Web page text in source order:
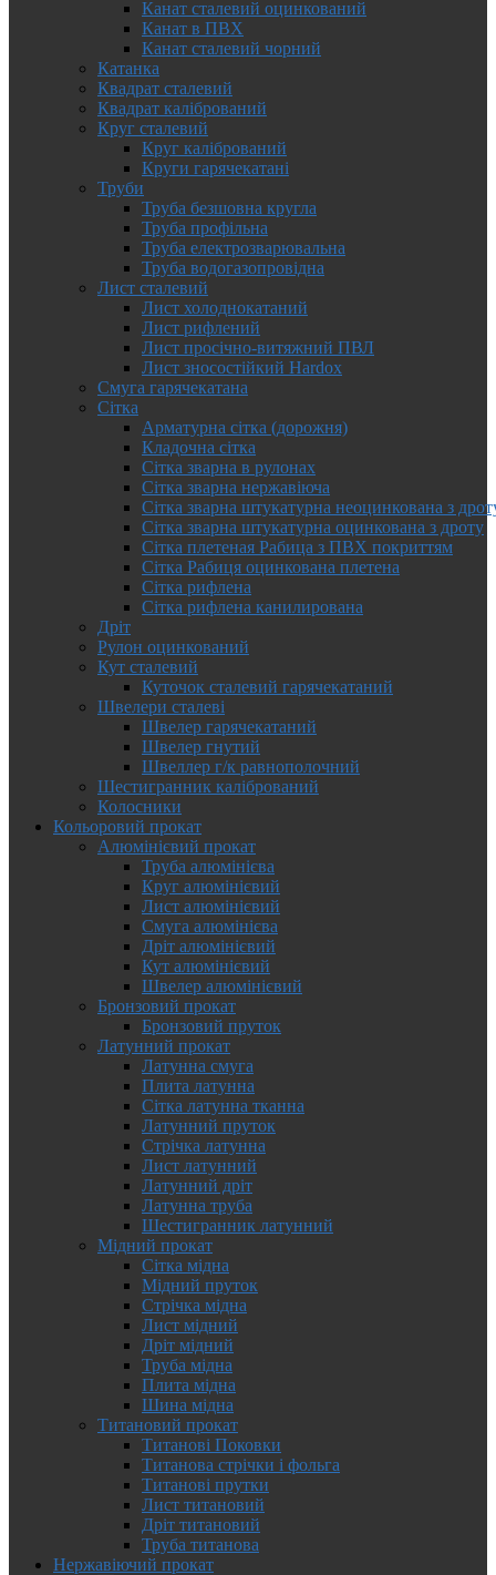
Канат сталевий оцинкований
Канат в ПВХ
Канат сталевий чорний
Катанка
Квадрат сталевий
Квадрат калібрований
Круг сталевий
Круг калібрований
Круги гарячекатані
Труби
Труба безшовна кругла
Труба профільна
Труба електрозварювальна
Труба водогазопровідна
Лист сталевий
Лист холоднокатаний
Лист рифлений
Лист просічно-витяжний ПВЛ
Лист зносостійкий Hardox
Смуга гарячекатана
Сітка
Арматурна сітка (дорожня)
Кладочна сітка
Сітка зварна в рулонах
Сітка зварна нержавіюча
Сітка зварна штукатурна неоцинкована з
Сітка зварна штукатурна оцинкована з дроту
Сітка плетеная Рабица з ПВХ покриттям
Сітка Рабиця оцинкована плетена
Сітка рифлена
Сітка рифлена канилирована
Дріт
Рулон оцинкований
Кут сталевий
Куточок сталевий гарячекатаний
Швелери сталеві
Швелер гарячекатаний
Швелер гнутий
Швеллер г/к равнополочний
Шестигранник калібрований
Колосники
Кольоровий прокат
Алюмінієвий прокат
Труба алюмінієва
Круг алюмінієвий
Лист алюмінієвий
Смуга алюмінієва
Дріт алюмінієвий
Кут алюмінієвий
Швелер алюмінієвий
Бронзовий прокат
Бронзовий пруток
Латунний прокат
Латунна смуга
Плита латунна
Сітка латунна тканна
Латунний пруток
Стрічка латунна
Лист латунний
Латунний дріт
Латунна труба
Шестигранник латунний
Мідний прокат
Сітка мідна
Мідний пруток
Стрічка мідна
Лист мідний
Дріт мідний
Труба мідна
Плита мідна
Шина мідна
Титановий прокат
Титанові Поковки
Титанова стрічки і фольга
Титанові прутки
Лист титановий
Дріт титановий
Труба титанова
Нержавіючий прокат